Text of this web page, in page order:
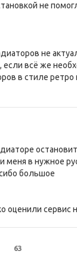
не
не
всё же
в стиле
в нужное
большое
оценили сервис
63